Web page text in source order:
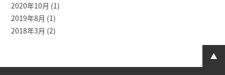
2020年10月 (1)
2019年8月 (1)
2018年3月 (2)